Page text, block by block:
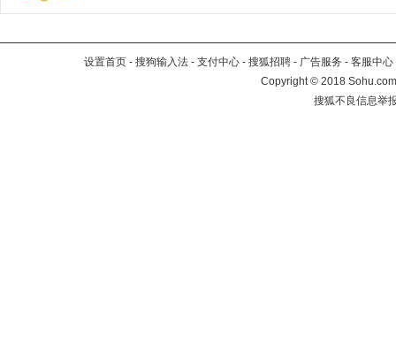
设置首页 - 搜狗输入法 - 支付中心 - 搜狐招聘 - 广告服务 - 客服中心
Copyright©2018
搜狐不良信息举